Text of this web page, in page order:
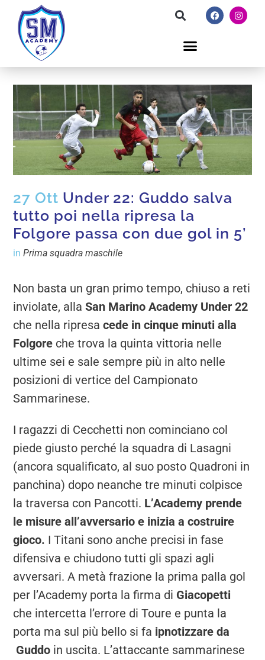
27 Ott Under 22: Guddo salva
tutto poi nella ripresa la
Folgore passa con due gol in 5’
inPrima squadra maschile
Non basta un gran primo tempo, chiuso a reti
inviolate, allaSan Marino Academy Under 22
che nella ripresacede in cinque minuti alla
Folgore che trova la quinta vittoria nelle
ultime sei e sale sempre più in alto nelle
posizioni di vertice del Campionato
Sammarinese.
I ragazzi di Cecchetti non cominciano col
piede giusto perché la squadra di Lasagni
(ancora squalificato, al suo posto Quadroni in
panchina) dopo neanche tre minuti colpisce
la traversa con Pancotti. L’Academy prende
le misure all’avversario e inizia a costruire
gioco. I Titani sono anche precisi in fase
difensiva e chiudono tutti gli spazi agli
avversari. A metà frazione la prima palla gol
per l’Academy porta la firma di Giacopetti
che intercetta l’errore di Toure e punta la
porta ma sul più bello si fa ipnotizzare da
Guddo in uscita. L’attaccante sammarinese